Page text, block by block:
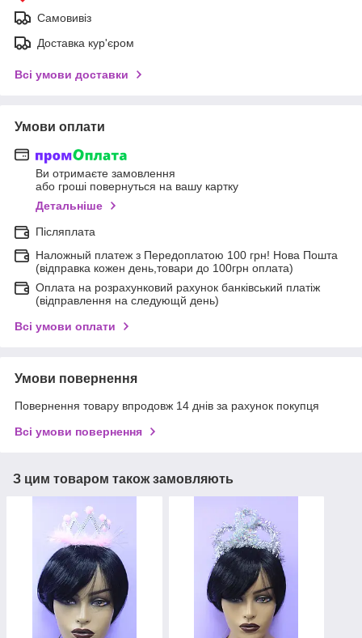
Самовивіз
Доставка кур'єром
Всі умови доставки
Умови оплати
Ви отримаєте замовлення
або гроші повернуться на вашу картку
Детальніше
Післяплата
Наложный платеж з Передоплатою 100 грн! Нова Пошта
(відправка кожен день,товари до 100грн оплата)
Оплата на розрахунковий рахунок банківський платіж
(відправлення на следующй день)
Всі умови оплати
Умови повернення
Повернення товару впродовж 14 днів за рахунок покупця
Всі умови повернення
З цим товаром також замовляють